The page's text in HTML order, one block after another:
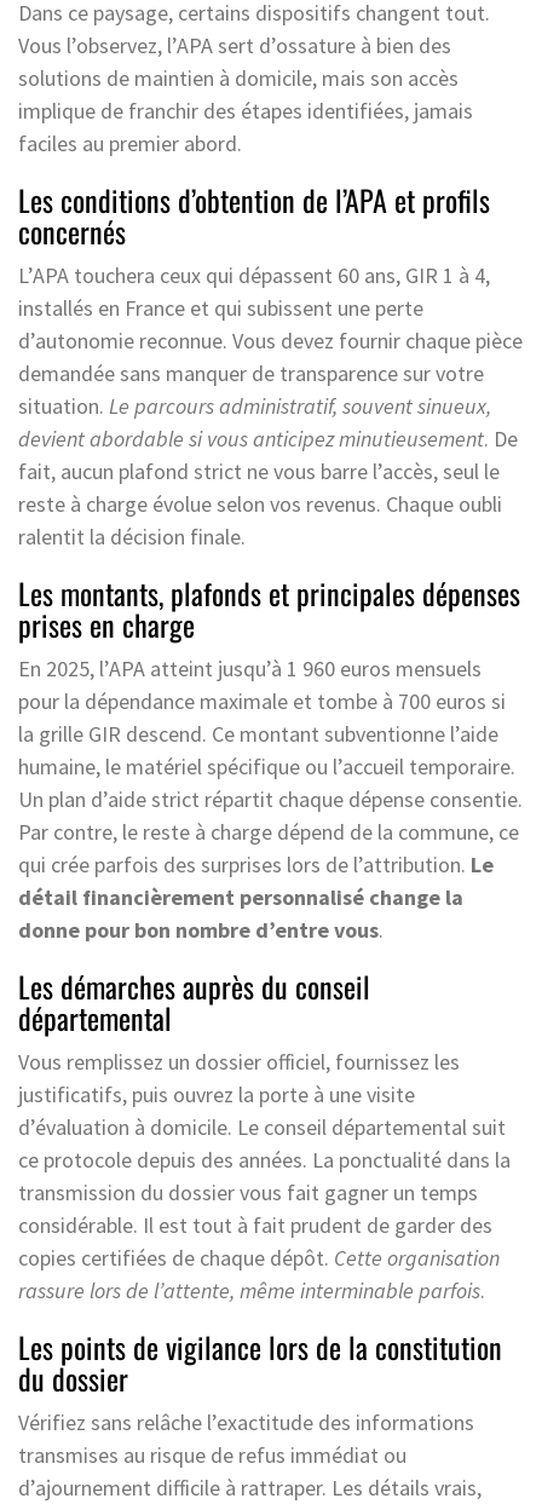
Dans ce paysage, certains dispositifs changent tout.
Vous l’observez, l’APA sert d’ossature à bien des
solutions de maintien à domicile, mais son accès
implique de franchir des étapes identifiées, jamais
faciles au premier abord.
Les conditions d’obtention de l’APA et profils
concernés
L’APA touchera ceux qui dépassent 60 ans, GIR 1 à 4,
installés en France et qui subissent une perte
d’autonomie reconnue. Vous devez fournir chaque pièce
demandée sans manquer de transparence sur votre
situation. Le parcours administratif, souvent sinueux,
devient abordable si vous anticipez minutieusement. De
fait, aucun plafond strict ne vous barre l’accès, seul le
reste à charge évolue selon vos revenus. Chaque oubli
ralentit la décision finale.
Les montants, plafonds et principales dépenses
prises en charge
En 2025, l’APA atteint jusqu’à 1 960 euros mensuels
pour la dépendance maximale et tombe à 700 euros si
la grille GIR descend. Ce montant subventionne l’aide
humaine, le matériel spécifique ou l’accueil temporaire.
Un plan d’aide strict répartit chaque dépense consentie.
Par contre, le reste à charge dépend de la commune, ce
qui crée parfois des surprises lors de l’attribution. Le
détail financièrement personnalisé change la
donne pour bon nombre d’entre vous.
Les démarches auprès du conseil
départemental
Vous remplissez un dossier officiel, fournissez les
justificatifs, puis ouvrez la porte à une visite
d’évaluation à domicile. Le conseil départemental suit
ce protocole depuis des années. La ponctualité dans la
transmission du dossier vous fait gagner un temps
considérable. Il est tout à fait prudent de garder des
copies certifiées de chaque dépôt. Cette organisation
rassure lors de l’attente, même interminable parfois.
Les points de vigilance lors de la constitution
du dossier
Vérifiez sans relâche l’exactitude des informations
transmises au risque de refus immédiat ou
d’ajournement difficile à rattraper. Les détails vrais,